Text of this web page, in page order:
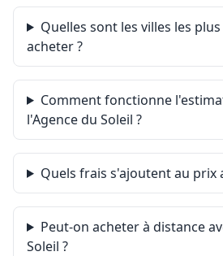
Quelles sont les villes les
acheter ?
Comment fonctionne
l'Agence du Soleil ?
Quels frais s'ajoutent au prix
Peut-on acheter à distance
Soleil ?